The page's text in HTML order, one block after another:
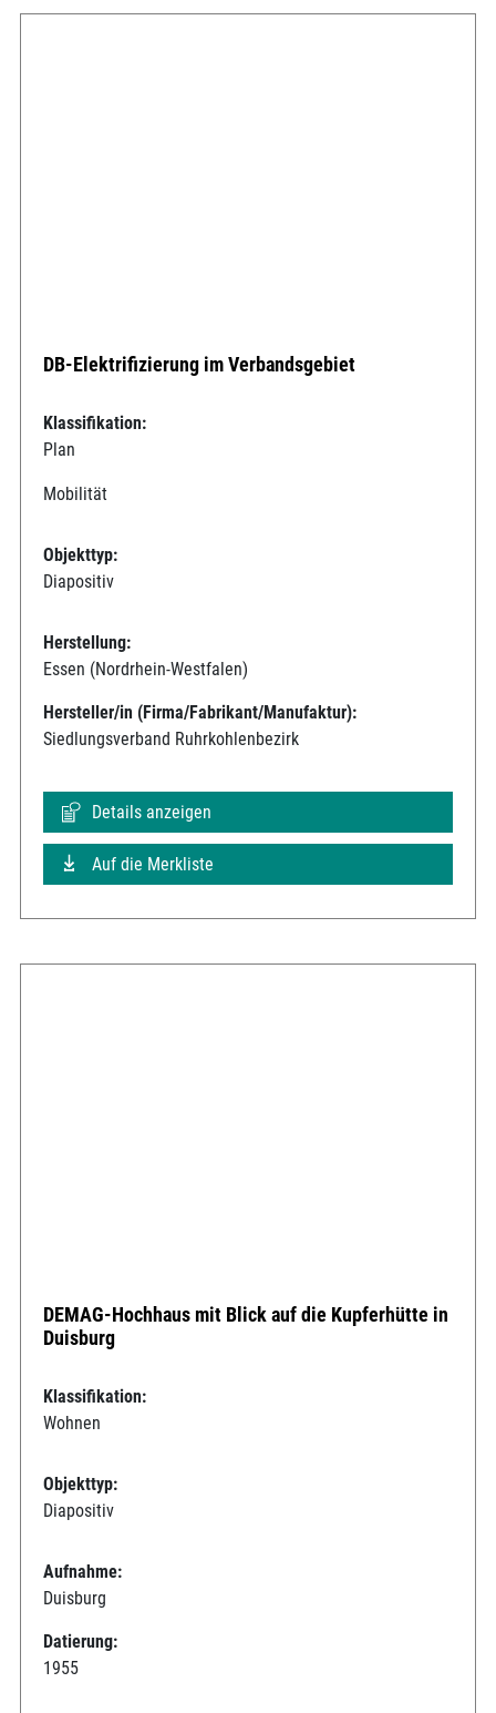
DB-Elektrifizierung im Verbandsgebiet
Klassifikation:
Plan
Mobilität
Objekttyp:
Diapositiv
Herstellung:
Essen (Nordrhein-Westfalen)
Hersteller/in (Firma/Fabrikant/Manufaktur):
Siedlungsverband Ruhrkohlenbezirk
Details anzeigen
Auf die Merkliste
DEMAG-Hochhaus mit Blick auf die Kupferhütte in
Duisburg
Klassifikation:
Wohnen
Objekttyp:
Diapositiv
Aufnahme:
Duisburg
Datierung:
1955